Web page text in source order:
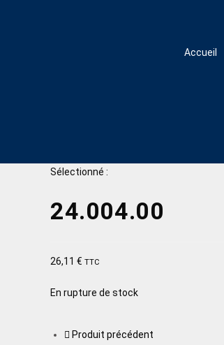
Accueil
Sélectionné :
24.004.00
26,11 € TTC
En rupture de stock
Produit précédent